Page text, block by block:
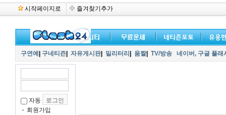
시작페이지로 즐겨찾기추가
구연예 구네티즌 자유게시판| 밀리터리 움짤| TV/방송 네이버, 구글 플
자동
회원가입